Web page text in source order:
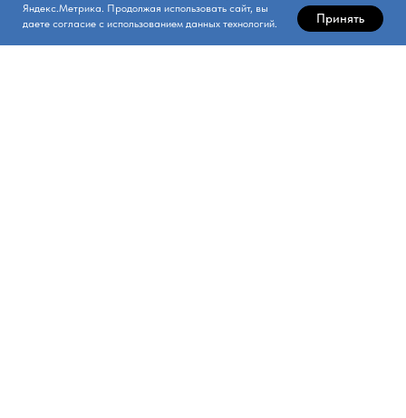
Яндекс.Метрика. Продолжая использовать сайт, вы
даете согласие с использованием данных технологий.
Принять